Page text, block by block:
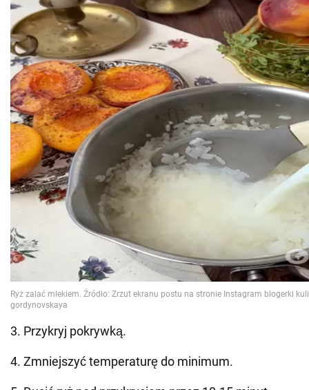
3. Przykryj pokrywką.
4. Zmniejszyć temperaturę do minimum.